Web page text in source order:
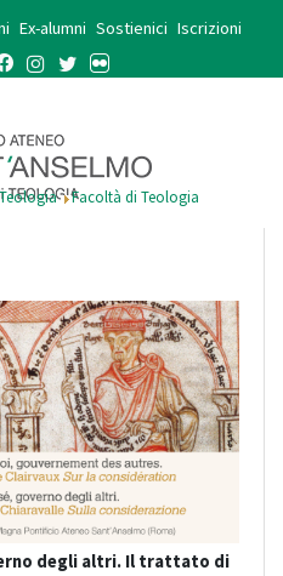
Ex-alumni Sostienici Iscrizioni
Facoltà di Teologia
degli altri. Il trattato di